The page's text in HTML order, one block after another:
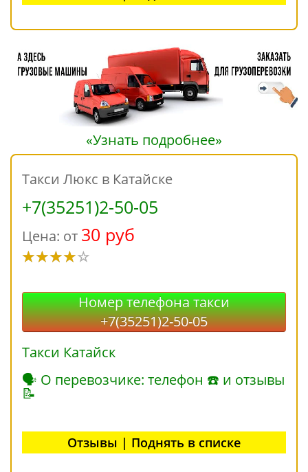
«Узнать подробнее»
Такси Люкс в Катайске
+7(35251)2-50-05
Цена: от 30 руб
Номер телефона такси
+7(35251)2-50-05
Такси Катайск
🗣 О перевозчике: телефон ☎ и отзывы
📝
Отзывы | Поднять в списке